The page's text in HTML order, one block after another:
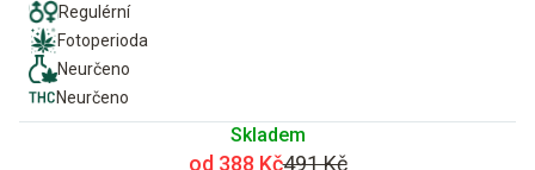
Regulérní
Fotoperioda
Neurčeno
Neurčeno
Skladem
od 388 Kč491 Kč